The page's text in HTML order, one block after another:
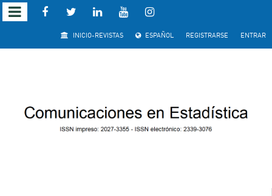
Salto
rápido
contenido
INICIO-REVISTAS ESPAÑOL REGISTRARSE ENTRAR